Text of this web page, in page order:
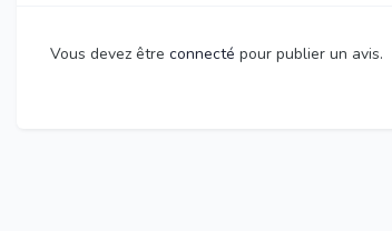
Vous devez être connecté pour publier un avis.